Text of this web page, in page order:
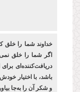
خداوند شما را خلق
اگر شما را خلق
دریافت‌کننده‌ای
باشد، با اختیار
و شکر آن را به‌جا